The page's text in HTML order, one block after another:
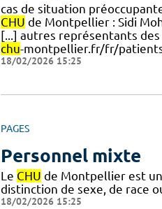
cas de situation
CHU de Montpellier : Sidi
[...] autres représentants
chu-montpellier.fr/fr/
18/02/2026 15:25
PAGES
Personnel mixte
Le CHU de Montpellier est
distinction de sexe, de race
18/02/2026 15:25